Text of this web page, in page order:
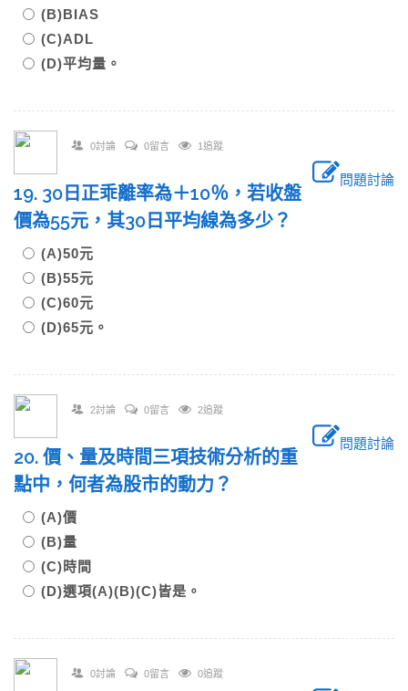
(B)BIAS
(C)ADL
(D)平均量。
0討論 0留言 1追蹤
問題討論
19. 30日正乖離率為＋10％，若收盤
價為55元，其30日平均線為多少？
(A)50元
(B)55元
(C)60元
(D)65元。
2討論 0留言 2追蹤
問題討論
20. 價、量及時間三項技術分析的重
點中，何者為股市的動力？
(A)價
(B)量
(C)時間
(D)選項(A)(B)(C)皆是。
0討論 0留言 0追蹤